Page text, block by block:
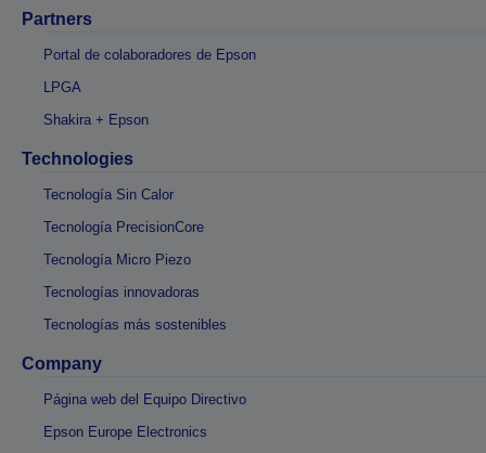
Partners
Portal de colaboradores de Epson
LPGA
Shakira + Epson
Technologies
Tecnología Sin Calor
Tecnología PrecisionCore
Tecnología Micro Piezo
Tecnologías innovadoras
Tecnologías más sostenibles
Company
Página web del Equipo Directivo
Epson Europe Electronics